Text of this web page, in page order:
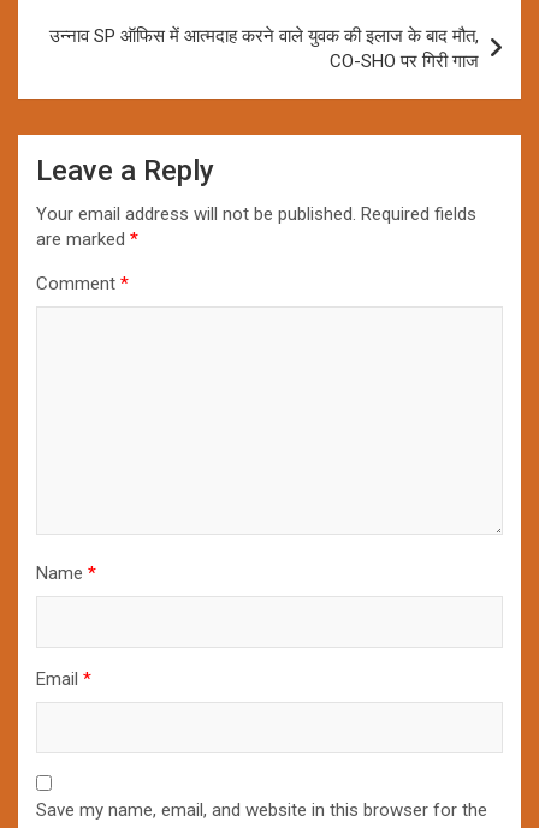
उन्नाव SP ऑफिस में आत्मदाह करने वाले युवक की इलाज के बाद मौत,
CO-SHO पर गिरी गाज
Leave a Reply
Your email address will not be published. Required fields
are marked *
Comment *
Name *
Email *
Save my name, email, and website in this browser for the